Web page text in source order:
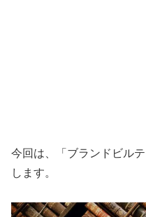
今回は、「ブランドビル
します。